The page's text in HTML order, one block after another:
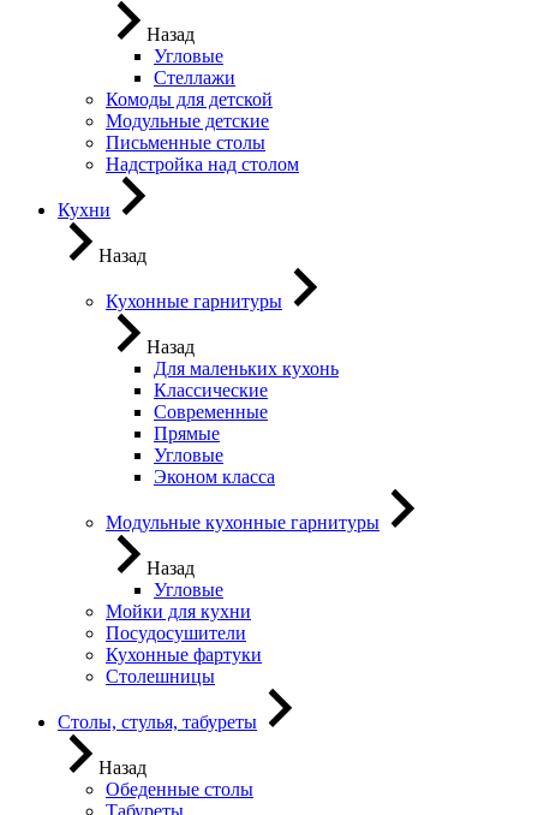
Назад
Угловые
Стеллажи
Комоды для детской
Модульные детские
Письменные столы
Надстройка над столом
Кухни
Назад
Кухонные гарнитуры
Назад
Для маленьких кухонь
Классические
Современные
Прямые
Угловые
Эконом класса
Модульные кухонные гарнитуры
Назад
Угловые
Мойки для кухни
Посудосушители
Кухонные фартуки
Столешницы
Столы, стулья, табуреты
Назад
Обеденные столы
Табуреты